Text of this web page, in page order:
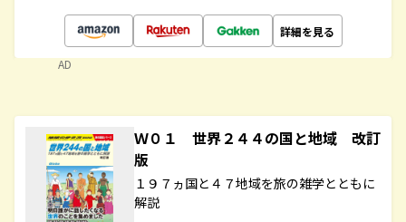
詳細を見る
AD
Ｗ０１ 世界２４４の国と地域 改訂
版
１９７ヵ国と４７地域を旅の雑学とともに
解説